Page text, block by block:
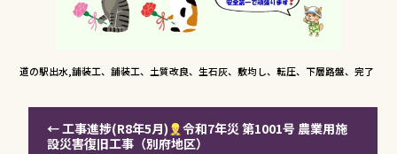
道の駅出水,舗装工、舗装工、土質改良、生石灰、敷均し、転圧、下層路盤、完了
←工事進捗(R8年5月)
令和7年災 第1001号 農業用施
設災害復旧工事（別府地区）